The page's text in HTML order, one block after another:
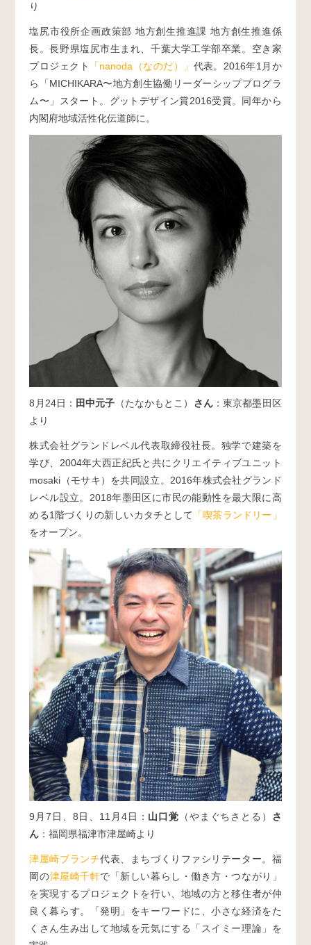
り
塩尻市役所企画政策部 地方創生推進課 地方創生推進係
長。長野県塩尻市生まれ、千葉大学工学部卒業。空き家
プロジェクト
「nanoda（なのだ）」 代表。2016年1月か
ら「MICHIKARA〜地方創生協働リーダーシッププログラ
ム〜」スタート。グットデザイン賞2016受賞。同年から
内閣府地域活性化伝道師に。
8月24日： 田中元子 （たなかもとこ） さん：東京都墨田区
より
株式会社グランドレベル代表取締役社長。独学で建築を
学び、2004年大西正紀氏と共にクリエイティブユニット
mosaki（モサキ）を共同設立。2016年株式会社グランド
レベル設立。2018年墨田区に市民の能動性を最大限に高
める1階づくりの新しいカタチとして
「喫茶ランドリー」
をオープン。
9月7日、8日、11月4日： 山口覚 （やまぐちさとる） さ
ん ：福岡県福津市津屋崎より
津屋崎ブランチ代表、まちづくりファシリテーター。福
岡の津屋崎千軒で「新しい暮らし・働き方・つながり」
を実現するプロジェクトを行い、地域の方と移住者が仲
良く暮らす。「発明」をキーワードに、小さな経済をた
くさん生み出して地域を元気にする「スイミー理論」を